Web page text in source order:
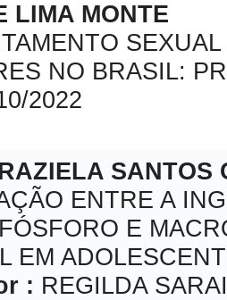
LIMA MONTE
NO BRASIL:
2022
SANTOS
ENTRE A
E
EM
: REGILDA